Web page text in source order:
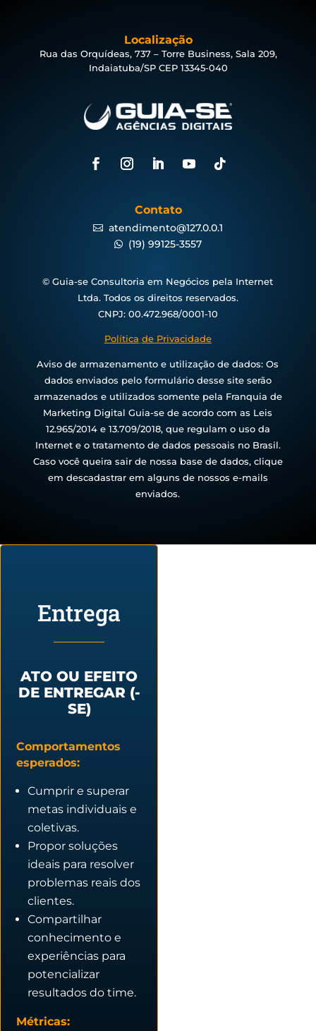
Localização
Rua das Orquídeas, 737 – Torre Business, Sala 209,
Indaiatuba/SP CEP 13345-040
Contato
 atendimento@127.0.0.1
 (19) 99125-3557
© Guia-se Consultoria em Negócios pela Internet
Ltda. Todos os direitos reservados.
CNPJ: 00.472.968/0001-10
Política de Privacidade
Aviso de armazenamento e utilização de dados: Os
dados enviados pelo formulário desse site serão
armazenados e utilizados somente pela Franquia de
Marketing Digital Guia-se de acordo com as Leis
12.965/2014 e 13.709/2018, que regulam o uso da
Internet e o tratamento de dados pessoais no Brasil.
Caso você queira sair de nossa base de dados, clique
em descadastrar em alguns de nossos e-mails
enviados.
Entrega
ATO OU EFEITO
DE ENTREGAR (-
SE)
Comportamentos
esperados:
Cumprir e superar
metas individuais e
coletivas.
Propor soluções
ideais para resolver
problemas reais dos
clientes.
Compartilhar
conhecimento e
experiências para
potencializar
resultados do time.
Métricas: